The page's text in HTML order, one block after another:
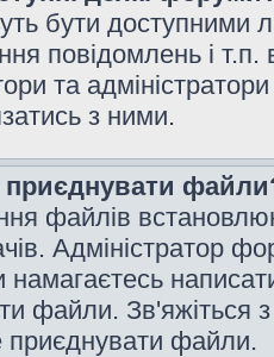
бути доступними
повідомлень і
та
з ними.
файлів
Адміністратор
файли. Зв'яжіться
файли.